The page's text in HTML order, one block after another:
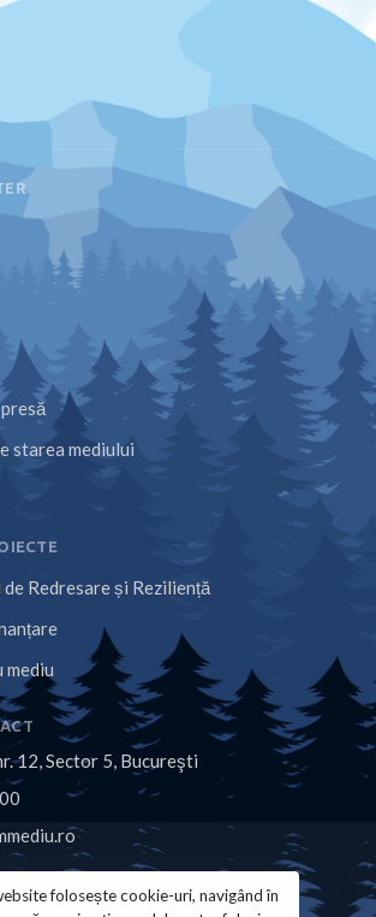
starea mediului
Redresare și Reziliență
mediu
12, Sector 5, Bucureşti
folosește cookie-uri, navigând în